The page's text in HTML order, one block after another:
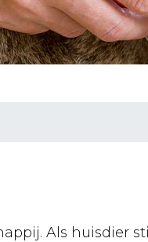
Als huisdier